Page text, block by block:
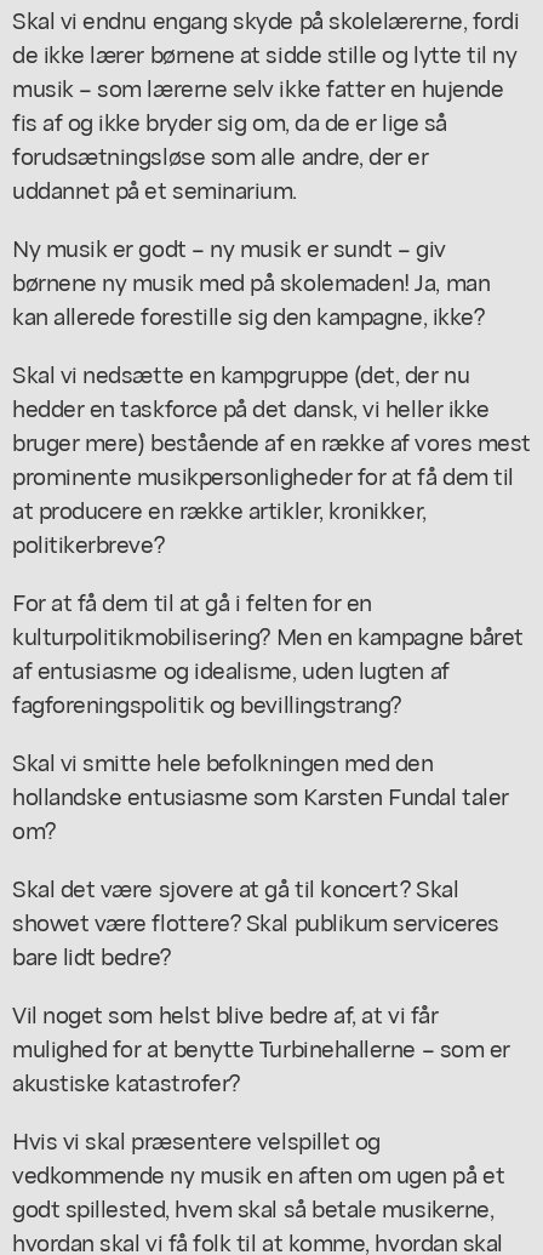
Skal vi endnu engang skyde på skolelærerne, fordi
de ikke lærer børnene at sidde stille og lytte til ny
musik – som lærerne selv ikke fatter en hujende
fis af og ikke bryder sig om, da de er lige så
forudsætningsløse som alle andre, der er
uddannet på et seminarium.
Ny musik er godt – ny musik er sundt – giv
børnene ny musik med på skolemaden! Ja, man
kan allerede forestille sig den kampagne, ikke?
Skal vi nedsætte en kampgruppe (det, der nu
hedder en taskforce på det dansk, vi heller ikke
bruger mere) bestående af en række af vores mest
prominente musikpersonligheder for at få dem til
at producere en række artikler, kronikker,
politikerbreve?
For at få dem til at gå i felten for en
kulturpolitikmobilisering? Men en kampagne båret
af entusiasme og idealisme, uden lugten af
fagforeningspolitik og bevillingstrang?
Skal vi smitte hele befolkningen med den
hollandske entusiasme som Karsten Fundal taler
om?
Skal det være sjovere at gå til koncert? Skal
showet være flottere? Skal publikum serviceres
bare lidt bedre?
Vil noget som helst blive bedre af, at vi får
mulighed for at benytte Turbinehallerne – som er
akustiske katastrofer?
Hvis vi skal præsentere velspillet og
vedkommende ny musik en aften om ugen på et
godt spillested, hvem skal så betale musikerne,
hvordan skal vi få folk til at komme, hvordan skal